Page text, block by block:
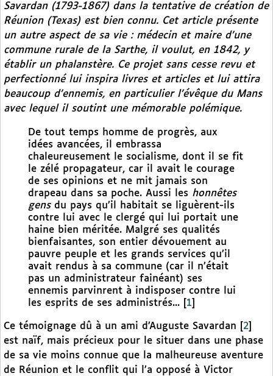
Savardan (1793-1867) dans la tentative de création de
Réunion (Texas) est bien connu. Cet article présente
un autre aspect de sa vie : médecin et maire d’une
commune rurale de la Sarthe, il voulut, en 1842, y
établir un phalanstère. Ce projet sans cesse revu et
perfectionné lui inspira livres et articles et lui attira
beaucoup d’ennemis, en particulier l’évêque du Mans
avec lequel il soutint une mémorable polémique.
De tout temps homme de progrès, aux
idées avancées, il embrassa
chaleureusement le socialisme, dont il se fit
le zélé propagateur, car il avait le courage
de ses opinions et ne mit jamais son
drapeau dans sa poche. Aussi les honnêtes
gens du pays qu’il habitait se liguèrent-ils
contre lui avec le clergé qui lui portait une
haine bien méritée. Malgré ses qualités
bienfaisantes, son entier dévouement au
pauvre peuple et les grands services qu’il
avait rendus à sa commune (car il n’était
pas un administrateur fainéant) ses
ennemis parvinrent à indisposer contre lui
les esprits de ses administrés...
1
Ce témoignage dû à un ami d’Auguste Savardan 2
est naïf, mais précieux pour le situer dans une phase
de sa vie moins connue que la malheureuse aventure
de Réunion et le conflit qui l’a opposé à Victor